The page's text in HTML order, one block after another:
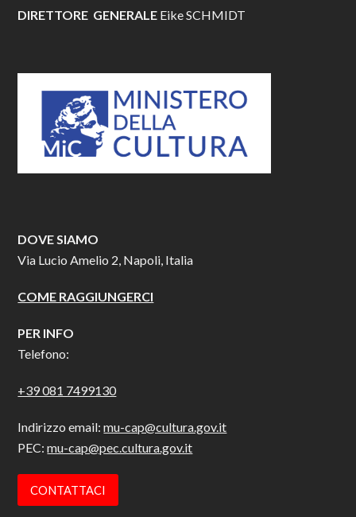
DIRETTORE GENERALE Eike SCHMIDT
DOVE SIAMO
Via Lucio Amelio 2, Napoli, Italia
COME RAGGIUNGERCI
PER INFO
Telefono:
+39 081 7499130
Indirizzo email:mu-cap@cultura.gov.it
PEC:mu-cap@pec.cultura.gov.it
CONTATTACI